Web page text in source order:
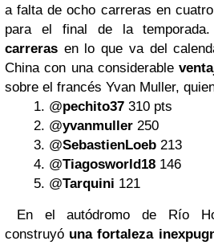
a falta de ocho carreras en
para el final de la
carreras en lo que va del
China con una considerable
sobre el francés Yvan Muller,
@pechito37 310 pts
@yvanmuller 250
@SebastienLoeb 213
@Tiagosworld18 146
@Tarquini 121
En el autódromo de Río
construyó una fortaleza